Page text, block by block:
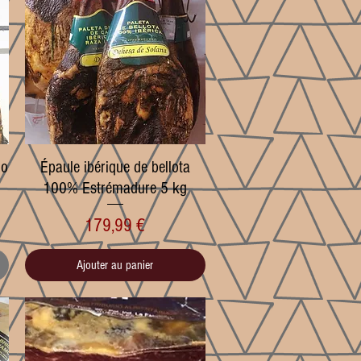
Aperçu rapide
Épaule ibérique de bellota
100% Estrémadure 5 kg
Prix
179,99 €
Ajouter au panier